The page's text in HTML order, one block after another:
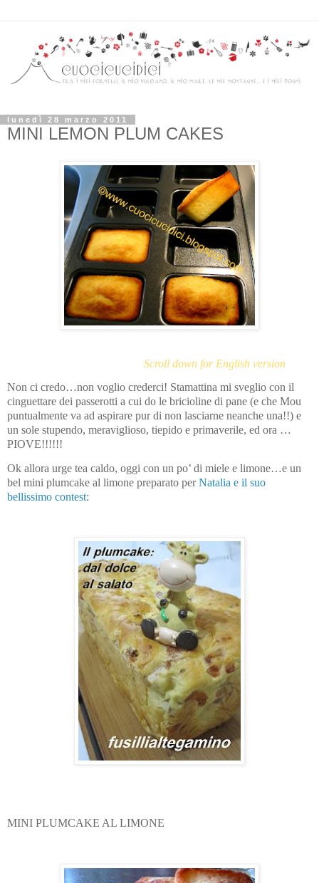
lunedì 28 marzo 2011
MINI LEMON PLUM CAKES
Scroll down for English version
Non ci credo…non voglio crederci! Stamattina mi sveglio con il
cinguettare dei passerotti a cui do le bricioline di pane (e che Mou
puntualmente va ad aspirare pur di non lasciarne neanche una!!) e
un sole stupendo, meraviglioso, tiepido e primaverile, ed ora …
PIOVE!!!!!!
Ok allora urge tea caldo, oggi con un po’ di miele e limone…e un
bel mini plumcake al limone preparato perNatalia e il suo
bellissimo contest:
MINI PLUMCAKE AL LIMONE